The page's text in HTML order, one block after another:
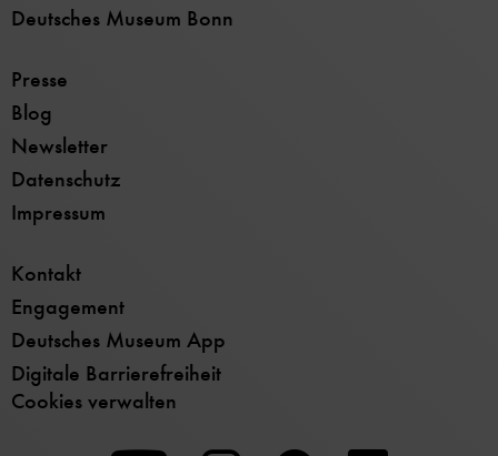
Deutsches Museum Bonn
Presse
Blog
Newsletter
Datenschutz
Impressum
Kontakt
Engagement
Deutsches Museum App
Digitale Barrierefreiheit
Cookies verwalten